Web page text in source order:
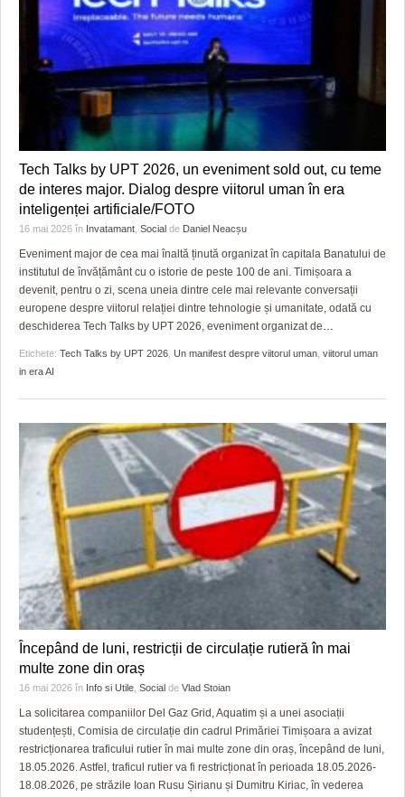
Tech Talks by UPT 2026, un eveniment sold out, cu teme
de interes major. Dialog despre viitorul uman în era
inteligenței artificiale/FOTO
16 mai 2026 în Invatamant Social de Daniel Neacșu
Eveniment major de cea mai înaltă ținută organizat în capitala Banatului de
institutul de învățământ cu o istorie de peste 100 de ani. Timișoara a
devenit, pentru o zi, scena uneia dintre cele mai relevante conversații
europene despre viitorul relației dintre tehnologie și umanitate, odată cu
deschiderea Tech Talks by UPT 2026, eveniment organizat de
Etichete: Tech Talks by UPT 2026 Un manifest despre viitorul uman viitorul uman
in era AI
Începând de luni, restricții de circulație rutieră în mai
multe zone din oraș
16 mai 2026 în Info si Utile Social de Vlad Stoian
La solicitarea companiilor Del Gaz Grid, Aquatim și a unei asociații
studențești, Comisia de circulație din cadrul Primăriei Timișoara a avizat
restricționarea traficului rutier în mai multe zone din oraș, începând de luni,
18.05.2026. Astfel, traficul rutier va fi restricționat în perioada 18.05.2026-
18.08.2026, pe străzile Ioan Rusu Șirianu și Dumitru Kiriac, în vederea